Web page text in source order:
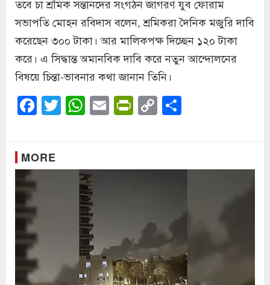
তবে চা শ্রমিক সন্তানদের সংগঠন জাগরণ যুব ফোরাম
সভাপতি মোহন রবিদাস বলেন, শ্রমিকরা দৈনিক মজুরি দাবি
করেছেন ৩০০ টাকা। আর মালিকপক্ষ দিচ্ছেন ১২০ টাকা
করে। এ সিদ্ধান্ত অমানবিক দাবি করে নতুন আন্দোলনের
বিষয়ে চিন্তা-ভাবনার কথা জানান তিনি।
Facebook
Twitter
WhatsApp
EmailPrintFriendly
Copy
Link
MORE